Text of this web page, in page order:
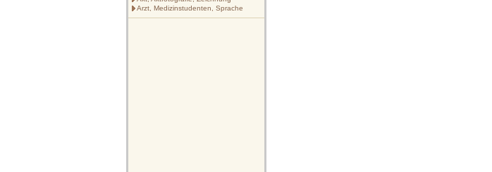
Arzt, Medizinstudenten, Sprache